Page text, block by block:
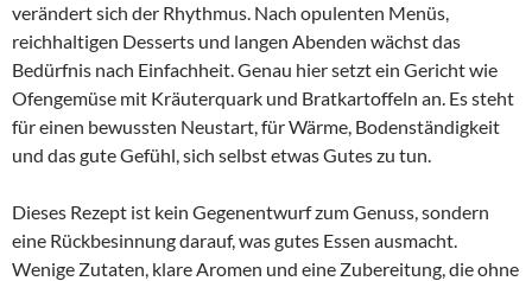
verändert sich der Rhythmus. Nach opulenten Menüs,
reichhaltigen Desserts und langen Abenden wächst das
Bedürfnis nach Einfachheit. Genau hier setzt ein Gericht wie
Ofengemüse mit Kräuterquark und Bratkartoffeln an. Es steht
für einen bewussten Neustart, für Wärme, Bodenständigkeit
und das gute Gefühl, sich selbst etwas Gutes zu tun.
Dieses Rezept ist kein Gegenentwurf zum Genuss, sondern
eine Rückbesinnung darauf, was gutes Essen ausmacht.
Wenige Zutaten, klare Aromen und eine Zubereitung, die ohne